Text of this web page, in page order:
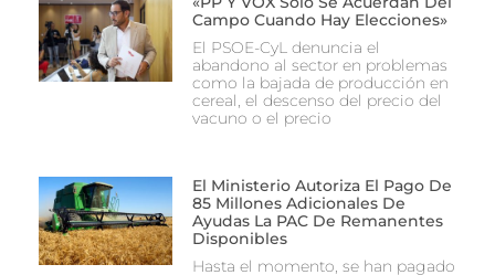
Campo Cuando Hay Elecciones»
El PSOE-CyL denuncia el
abandono al sector en problemas
como la bajada de producción en
cereal, el descenso del precio del
vacuno o el precio
El Ministerio Autoriza El Pago De
85 Millones Adicionales De
Ayudas La PAC De Remanentes
Disponibles
Hasta el momento, se han pagado